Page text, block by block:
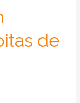
de